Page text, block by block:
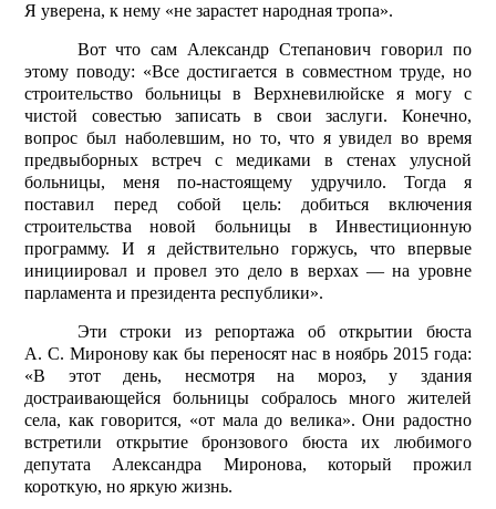
Я уверена, к нему «не зарастет народная тропа».
Вот что сам Александр Степанович говорил по
этому поводу: «Все достигается в совместном труде, но
строительство больницы в Верхневилюйске я могу с
чистой совестью записать в свои заслуги. Конечно,
вопрос был наболевшим, но то, что я увидел во время
предвыборных встреч с медиками в стенах улусной
больницы, меня по-настоящему удручило. Тогда я
поставил перед собой цель: добиться включения
строительства новой больницы в Инвестиционную
программу. И я действительно горжусь, что впервые
инициировал и провел это дело в верхах — на уровне
парламента и президента республики».
Эти строки из репортажа об открытии бюста
А. С. Миронову как бы переносят нас в ноябрь 2015 года:
«В этот день, несмотря на мороз, у здания
достраивающейся больницы собралось много жителей
села, как говорится, «от мала до велика». Они радостно
встретили открытие бронзового бюста их любимого
депутата Александра Миронова, который прожил
короткую, но яркую жизнь.